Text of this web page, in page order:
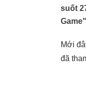
suốt
Mới
đã